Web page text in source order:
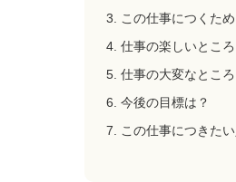
この仕事につくた
仕事の楽しいとこ
仕事の大変なところ
今後の目標は？
この仕事につきた